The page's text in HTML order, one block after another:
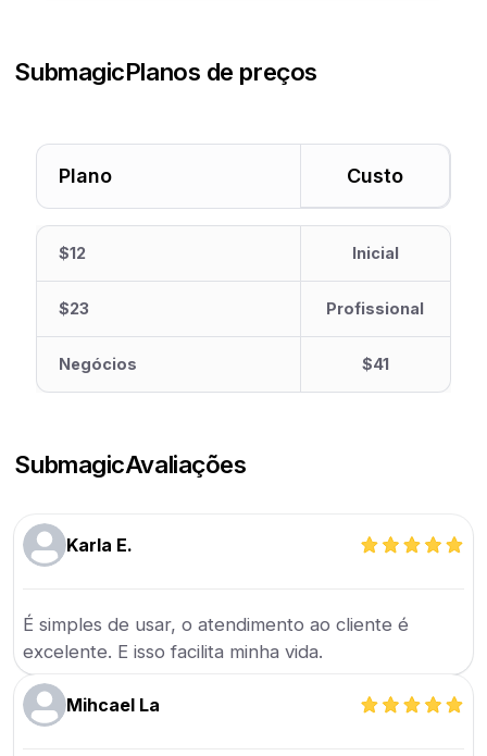
SubmagicPlanos de preços
Plano Custo
$12 Inicial
$23 Profissional
Negócios $41
SubmagicAvaliações
Karla E.
É simples de usar, o atendimento ao cliente é
excelente. E isso facilita minha vida.
Mihcael La